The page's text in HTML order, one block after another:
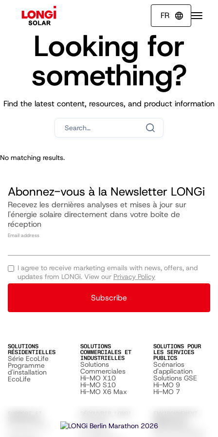
FR 
Looking for
something?
Find the latest content, resources, and product information
No matching results.
Abonnez-vous à la Newsletter LONGi
Recevez les dernières analyses et mises à jour sur
l'énergie solaire directement dans votre boîte de
réception
Email address
I agree to receive marketing emails with news, offers, and
updates from LONGi. View our Privacy Policy
Subscribe
SOLUTIONS
RÉSIDENTIELLES
Série EcoLife
Programme
d'installation
EcoLife
SOLUTIONS
COMMERCIALES ET
INDUSTRIELLES
Solutions
Commerciales
Hi-MO X10
Hi-MO S10
Hi-MO X6 Max
SOLUTIONS POUR
LES SERVICES
PUBLICS
Scénarios
d'application
Solutions GSE
Hi-MO 9
Hi-MO 7
Durabilité
GOUVERNANCE
ESG & Durabilité